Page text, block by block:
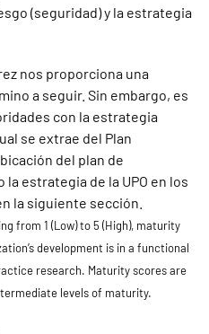
(seguridad) y la estrategia
nos proporciona una
a seguir. Sin embargo, es
con la estrategia
se extrae del Plan
del plan de
estrategia de la UPO en los
la siguiente sección.
from 1 (Low) to 5 (High), maturity
development is in a functional
research. Maturity scores are
levels of maturity.